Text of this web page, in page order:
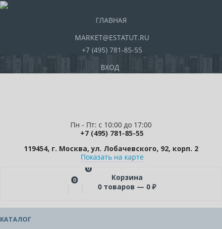
ГЛАВНАЯ
MARKET@ESTATUT.RU
+7 (495) 781-85-55
ВХОД
Пн - Пт: с 10:00 до 17:00
+7 (495) 781-85-55
119454, г. Москва, ул. Лобачевского, 92, корп. 2
Показать на карте
0
0
Корзина
0 товаров — 0 ₽
КАТАЛОГ